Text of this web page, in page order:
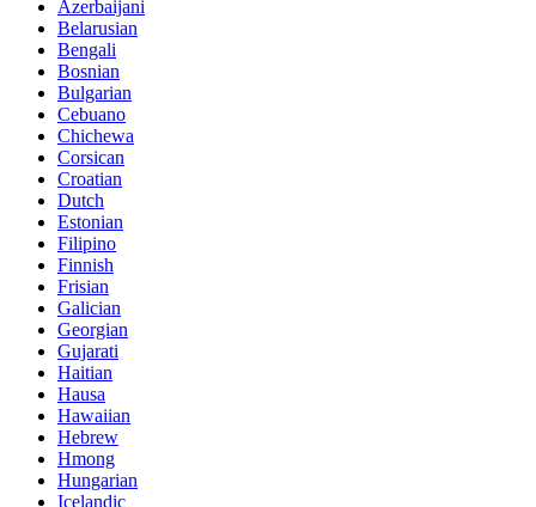
Azerbaijani
Belarusian
Bengali
Bosnian
Bulgarian
Cebuano
Chichewa
Corsican
Croatian
Dutch
Estonian
Filipino
Finnish
Frisian
Galician
Georgian
Gujarati
Haitian
Hausa
Hawaiian
Hebrew
Hmong
Hungarian
Icelandic